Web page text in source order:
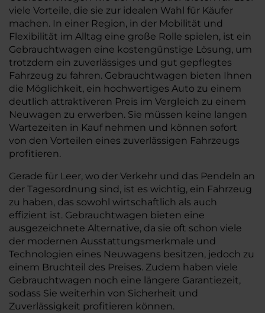
viele Vorteile, die sie zur idealen Wahl für Käufer
machen. In einer Region, in der Mobilität und
Flexibilität im Alltag eine große Rolle spielen, ist ein
Gebrauchtwagen eine kostengünstige Lösung, um
trotzdem ein zuverlässiges und gut gepflegtes
Fahrzeug zu fahren. Gebrauchtwagen bieten Ihnen
die Möglichkeit, ein hochwertiges Auto zu einem
deutlich attraktiveren Preis im Vergleich zu einem
Neuwagen zu erwerben. Sie müssen keine langen
Wartezeiten in Kauf nehmen und können sofort
von den Vorteilen eines zuverlässigen Fahrzeugs
profitieren.
Gerade für Leer, wo der Verkehr und das Pendeln an
der Tagesordnung sind, ist es wichtig, ein Fahrzeug
zu haben, das sowohl wirtschaftlich als auch
effizient ist. Gebrauchtwagen bieten eine
ausgezeichnete Alternative, da sie oft schon viele
der modernen Ausstattungsmerkmale und
Technologien eines Neuwagens besitzen, jedoch zu
einem Bruchteil des Preises. Zudem haben viele
Gebrauchtwagen noch eine längere Garantiezeit,
sodass Sie weiterhin von Sicherheit und
Zuverlässigkeit profitieren können.